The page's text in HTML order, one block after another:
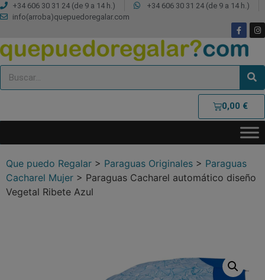
+34 606 30 31 24 (de 9 a 14 h.)
+34 606 30 31 24 (de 9 a 14 h.)
info(arroba)quepuedoregalar.com
0,00 €
Que puedo Regalar > Paraguas Originales > Paraguas
Cacharel Mujer > Paraguas Cacharel automático diseño
Vegetal Ribete Azul